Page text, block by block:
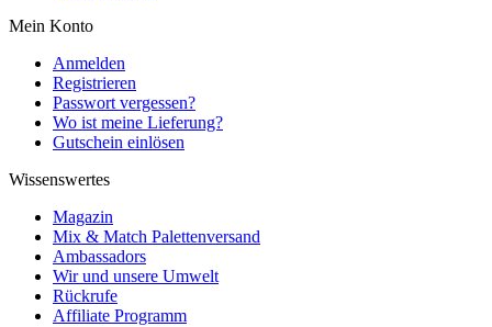
Mein Konto
Anmelden
Registrieren
Passwort vergessen?
Wo ist meine Lieferung?
Gutschein einlösen
Wissenswertes
Magazin
Mix & Match Palettenversand
Ambassadors
Wir und unsere Umwelt
Rückrufe
Affiliate Programm